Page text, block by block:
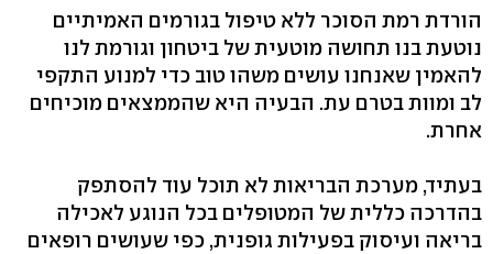
הורדת רמת הסוכר ללא טיפול בגורמים האמיתיים
נוטעת בנו תחושה מוטעית של ביטחון וגורמת לנו
להאמין שאנחנו עושים משהו טוב כדי למנוע התקפי
לב ומוות בטרם עת. הבעיה היא שהממצאים מוכיחים
אחרת.
בעתיד, מערכת הבריאות לא תוכל עוד להסתפק
בהדרכה כללית של המטופלים בכל הנוגע לאכילה
בריאה ועיסוק בפעילות גופנית, כפי שעושים רופאים